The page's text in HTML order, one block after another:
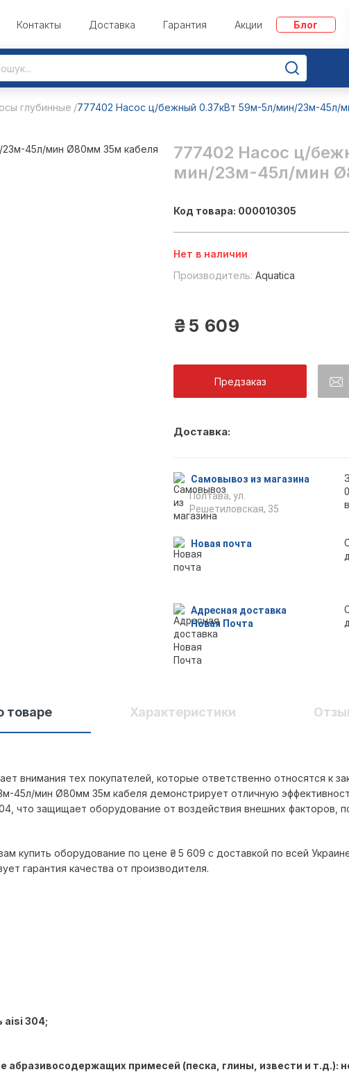
Контакты Доставка Гарантия Акции Блог
глубинные 777402 Насос ц/бежный 0.37кВт 59м-5л/мин/23м-45л/
777402 Насос ц/
мин/23м-45л/мин
Код товара: 000010305
Нет в наличии
Производитель: Aquatica
₴ 5 609
Предзаказ
Доставка:
Самовывоз из магазина
Полтава, ул.
Решетиловская, 35
Новая почта
Адресная доставка
Новая Почта
товаре Характеристики
внимания тех покупателей, которые ответственно относятся к
45л/мин Ø80мм 35м кабеля демонстрирует отличную
что защищает оборудование от воздействия внешних факторов,
купить оборудование по цене ₴ 5 609 с доставкой по всей
гарантия качества от производителя.
aisi 304;
примесей (песка, глины, извести и т.д.):